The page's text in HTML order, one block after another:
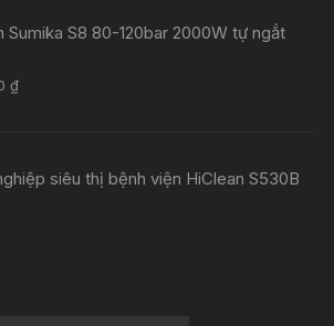
Sumika S8 80-120bar 2000W tự ngắt
₫
siêu thị bệnh viện HiClean S530B